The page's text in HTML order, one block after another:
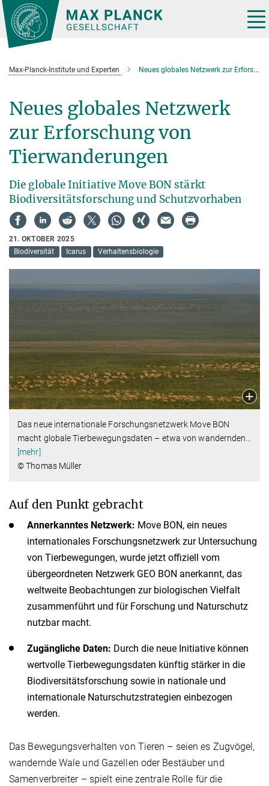
Hauptinhalt
Max-Planck-Institute und Experten Neues globales Netzwerk zur Erforschung von Tierwanderungen
Neues globales Netzwerk
zur Erforschung von
Tierwanderungen
Die globale Initiative Move BON stärkt
Biodiversitätsforschung und Schutzvorhaben
21. OKTOBER 2025
Biodiversität
Icarus Verhaltensbiologie
Das neue internationale Forschungsnetzwerk Move BON
macht globale Tierbewegungsdaten – etwa von wandernden…
[mehr]
© Thomas Müller
Auf den Punkt gebracht
Annerkanntes Netzwerk: Move BON, ein neues
internationales Forschungsnetzwerk zur Untersuchung
von Tierbewegungen, wurde jetzt offiziell vom
übergeordneten Netzwerk GEO BON anerkannt, das
weltweite Beobachtungen zur biologischen Vielfalt
zusammenführt und für Forschung und Naturschutz
nutzbar macht.
Zugängliche Daten: Durch die neue Initiative können
wertvolle Tierbewegungsdaten künftig stärker in die
Biodiversitätsforschung sowie in nationale und
internationale Naturschutzstrategien einbezogen
werden.
Das Bewegungsverhalten von Tieren – seien es Zugvögel,
wandernde Wale und Gazellen oder Bestäuber und
Samenverbreiter – spielt eine zentrale Rolle für die